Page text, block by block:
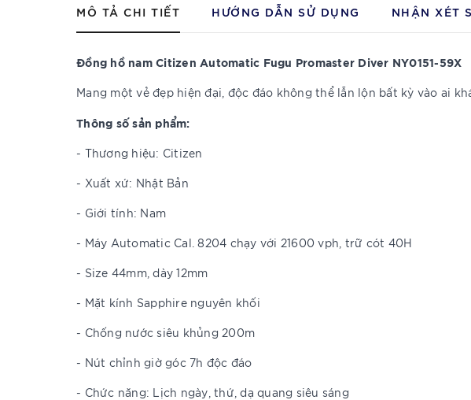
MÔ TẢ CHI TIẾT HƯỚNG DẪN SỬ DỤNG NHẬN XÉT
Đồng hồ nam Citizen Automatic Fugu Promaster Diver NY0151-59X
Mang một vẻ đẹp hiện đại, độc đáo không thể lẫn lộn bất kỳ vào ai
Thông số sản phẩm:
- Thương hiệu: Citizen
- Xuất xứ: Nhật Bản
- Giới tính: Nam
- Máy Automatic Cal. 8204 chạy với 21600 vph, trữ cót 40H
- Size 44mm, dày 12mm
- Mặt kính Sapphire nguyên khối
- Chống nước siêu khủng 200m
- Nút chỉnh giờ góc 7h độc đáo
- Chức năng: Lịch ngày, thứ, dạ quang siêu sáng